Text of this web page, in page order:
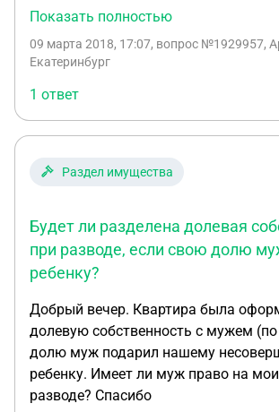
праву место пользования в 2х ком
комнату).один собственник решил
общем имуществе,в общей
собственности.вопрос1)не
второго дольщика в общей
ст576гк рф.без.2)вопрос .как
договора дарения ,прикрывала
собственнику как
у др собственника) 3)и в чем могут
нарушены права второго
Показать полностью
09 марта 2018, 17:07, вопрос №1929957,
Екатеринбург
1 ответ
Раздел имущества
Будет ли разделена долевая
при разводе, если свою долю
ребенку?
Добрый вечер. Квартира была
долевую собственность с мужем
долю муж подарил нашему
ребенку. Имеет ли муж право на
разводе? Спасибо